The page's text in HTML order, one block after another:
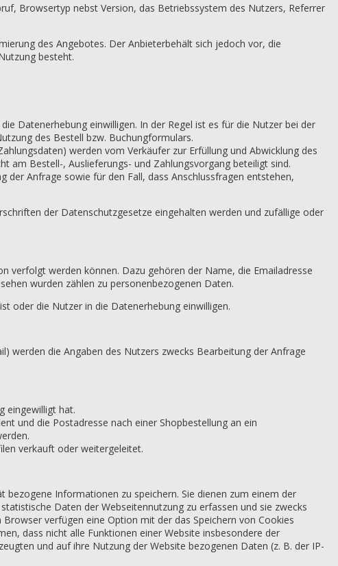
Browsertyp nebst Version, das Betriebssystem des Nutzers, Referrer
des Angebotes. Der Anbieterbehält sich jedoch vor, die
besteht.
Datenerhebung einwilligen. In der Regel ist es für die Nutzer bei der
des Bestell bzw. Buchungformulars.
werden vom Verkäufer zur Erfüllung und Abwicklung des
am Bestell-, Auslieferungs- und Zahlungsvorgang beteiligt sind.
Anfrage sowie für den Fall, dass Anschlussfragen entstehen,
der Datenschutzgesetze eingehalten werden und zufällige oder
verfolgt werden können. Dazu gehören der Name, die Emailadresse
wurden zählen zu personenbezogenen Daten.
oder die Nutzer in die Datenerhebung einwilligen.
werden die Angaben des Nutzers zwecks Bearbeitung der Anfrage
eingewilligt hat.
und die Postadresse nach einer Shopbestellung an ein
verkauft oder weitergeleitet.
Informationen zu speichern. Sie dienen zum einem der
Daten der Webseitennutzung zu erfassen und sie zwecks
verfügen eine Option mit der das Speichern von Cookies
dass nicht alle Funktionen einer Website insbesondere der
und auf ihre Nutzung der Website bezogenen Daten (z. B. der IP-